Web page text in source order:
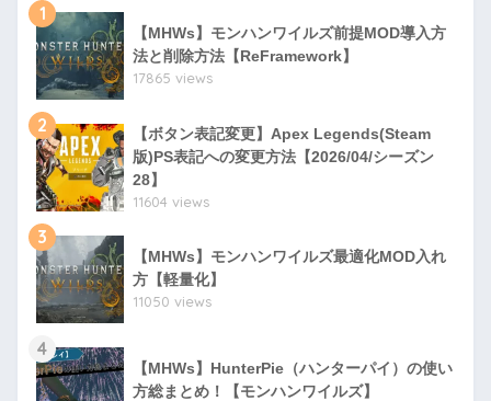
1
【MHWs】モンハンワイルズ前提MOD導入方
法と削除方法【ReFramework】
17865 views
2
【ボタン表記変更】Apex Legends(Steam
版)PS表記への変更方法【2026/04/シーズン
28】
11604 views
3
【MHWs】モンハンワイルズ最適化MOD入れ
方【軽量化】
11050 views
4
【MHWs】HunterPie（ハンターパイ）の使い
方総まとめ！【モンハンワイルズ】